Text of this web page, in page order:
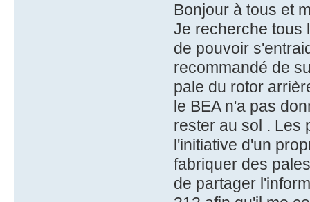
Bonjour à tous et
Je recherche tous
de pouvoir
recommandé de
pale du rotor
le BEA n'a pas
rester au sol . Les
l'initiative d'un
fabriquer des
de partager